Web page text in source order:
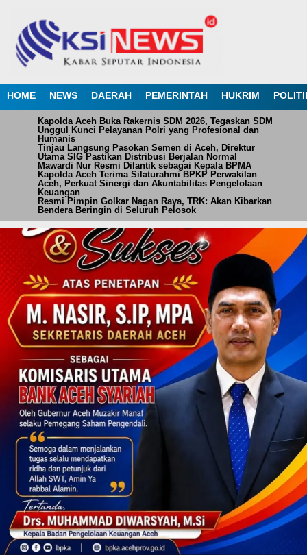
HOME NEWS DAERAH PEMERINTAH HUKRIM
Kapolda Aceh Buka Rakernis SDM 2026, Tegaskan SDM
Unggul Kunci Pelayanan Polri yang Profesional dan
Humanis
Tinjau Langsung Pasokan Semen di Aceh, Direktur
Utama SIG Pastikan Distribusi Berjalan Normal
Mawardi Nur Resmi Dilantik sebagai Kepala BPMA
Kapolda Aceh Terima Silaturahmi BPKP Perwakilan
Aceh, Perkuat Sinergi dan Akuntabilitas Pengelolaan
Keuangan
Resmi Pimpin Golkar Nagan Raya, TRK: Akan Kibarkan
Bendera Beringin di Seluruh Pelosok